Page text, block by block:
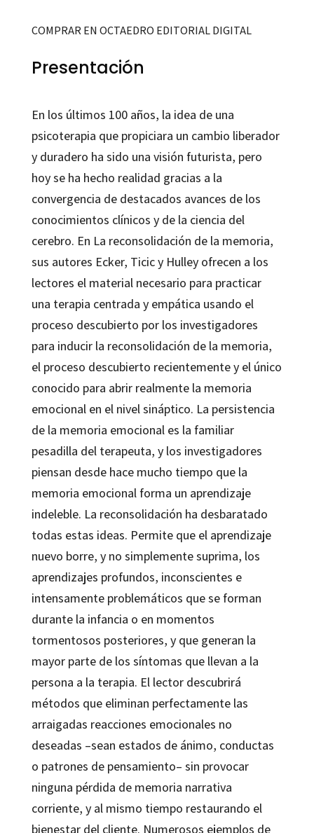
COMPRAR EN OCTAEDRO EDITORIAL DIGITAL
Presentación
En los últimos 100 años, la idea de una
psicoterapia que propiciara un cambio liberador
y duradero ha sido una visión futurista, pero
hoy se ha hecho realidad gracias a la
convergencia de destacados avances de los
conocimientos clínicos y de la ciencia del
cerebro. En La reconsolidación de la memoria,
sus autores Ecker, Ticic y Hulley ofrecen a los
lectores el material necesario para practicar
una terapia centrada y empática usando el
proceso descubierto por los investigadores
para inducir la reconsolidación de la memoria,
el proceso descubierto recientemente y el único
conocido para abrir realmente la memoria
emocional en el nivel sináptico. La persistencia
de la memoria emocional es la familiar
pesadilla del terapeuta, y los investigadores
piensan desde hace mucho tiempo que la
memoria emocional forma un aprendizaje
indeleble. La reconsolidación ha desbaratado
todas estas ideas. Permite que el aprendizaje
nuevo borre, y no simplemente suprima, los
aprendizajes profundos, inconscientes e
intensamente problemáticos que se forman
durante la infancia o en momentos
tormentosos posteriores, y que generan la
mayor parte de los síntomas que llevan a la
persona a la terapia. El lector descubrirá
métodos que eliminan perfectamente las
arraigadas reacciones emocionales no
deseadas –sean estados de ánimo, conductas
o patrones de pensamiento– sin provocar
ninguna pérdida de memoria narrativa
corriente, y al mismo tiempo restaurando el
bienestar del cliente. Numerosos ejemplos de